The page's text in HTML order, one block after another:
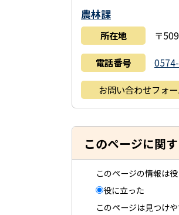
農林課
所在地 〒
電話番号
お問い合わせフォ
このページに関
このページの情報は
役に立った
このページは見つけ